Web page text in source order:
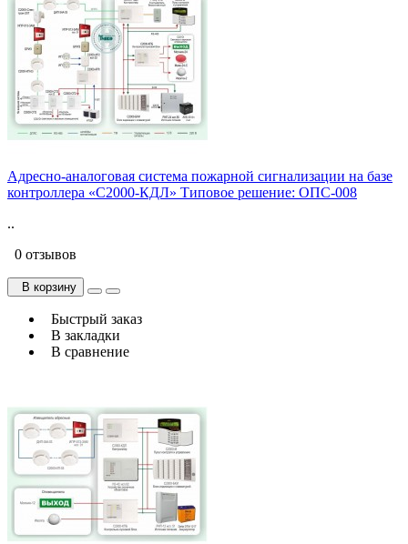
Адресно-аналоговая система пожарной сигнализации на базе
контроллера «С2000-КДЛ» Типовое решение: ОПС-008
..
0 отзывов
В корзину
Быстрый заказ
В закладки
В сравнение